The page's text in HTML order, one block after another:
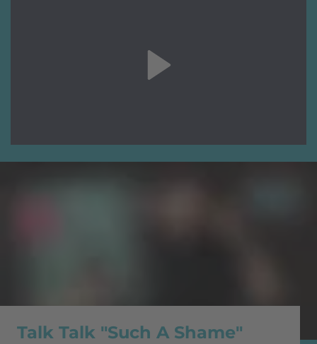
Talk Talk ‎"Such A Shame"